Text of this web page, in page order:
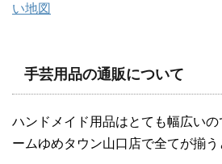
い地図
手芸用品の通販について
ハンドメイド用品はとても幅広いの
ームゆめタウン山口店で全てが揃う